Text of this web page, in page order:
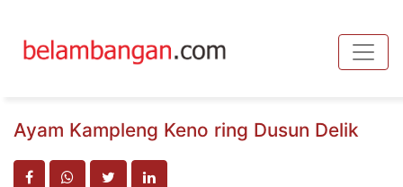
Ayam Kampleng Keno ring Dusun Delik